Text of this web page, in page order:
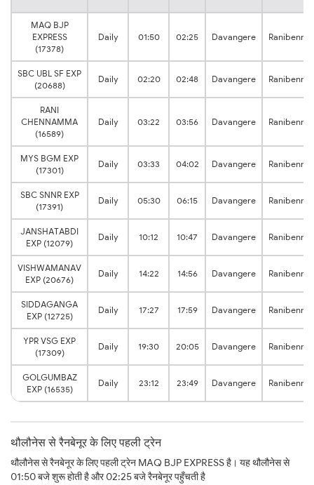
MAQ BJP
EXPRESS
(17378)
Daily 01:50 02:25 Davangere Ranibennur
SBC UBL SF EXP
(20688)
Daily 02:20 02:48 Davangere Ranibennur
RANI
CHENNAMMA
(16589)
Daily 03:22 03:56 Davangere Ranibennur
MYS BGM EXP
(17301)
Daily 03:33 04:02 Davangere Ranibennur
SBC SNNR EXP
(17391)
Daily 05:30 06:15 Davangere Ranibennur
JANSHATABDI
EXP (12079)
Daily 10:12 10:47 Davangere Ranibennur
VISHWAMANAV
EXP (20676)
Daily 14:22 14:56 Davangere Ranibennur
SIDDAGANGA
EXP (12725)
Daily 17:27 17:59 Davangere Ranibennur
YPR VSG EXP
(17309)
Daily 19:30 20:05 Davangere Ranibennur
GOLGUMBAZ
EXP (16535)
Daily 23:12 23:49 Davangere Ranibennur
थौलौनेस से रैनबेनूर के लिए पहली ट्रेन
थौलौनेस से रैनबेनूर के लिए पहली ट्रेन MAQ BJP EXPRESS है। यह थौलौनेस से
01:50 बजे शुरू होती है और 02:25 बजे रैनबेनूर पहुँचती है